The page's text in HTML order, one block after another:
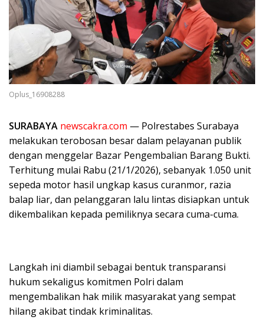
Oplus_16908288
SURABAYA newscakra.com — Polrestabes Surabaya
melakukan terobosan besar dalam pelayanan publik
dengan menggelar Bazar Pengembalian Barang Bukti.
Terhitung mulai Rabu (21/1/2026), sebanyak 1.050 unit
sepeda motor hasil ungkap kasus curanmor, razia
balap liar, dan pelanggaran lalu lintas disiapkan untuk
dikembalikan kepada pemiliknya secara cuma-cuma.
Langkah ini diambil sebagai bentuk transparansi
hukum sekaligus komitmen Polri dalam
mengembalikan hak milik masyarakat yang sempat
hilang akibat tindak kriminalitas.